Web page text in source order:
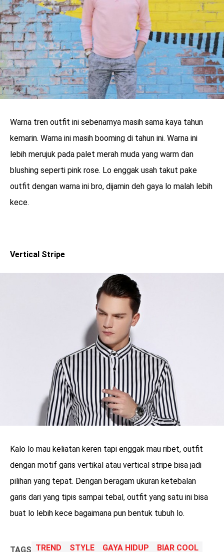
Warna tren outfit ini sebenarnya masih sama kaya tahun
kemarin. Warna ini masih booming di tahun ini. Warna ini
lebih merujuk pada palet merah muda yang warm dan
blushing seperti pink rose. Lo enggak usah takut pake
outfit dengan warna ini bro, dijamin deh gaya lo malah lebih
kece.
Vertical Stripe
Kalo lo mau keliatan keren tapi enggak mau ribet, outfit
dengan motif garis vertikal atau vertical stripe bisa jadi
pilihan yang tepat. Dengan beragam ukuran ketebalan
garis dari yang tipis sampai tebal, outfit yang satu ini bisa
buat lo lebih kece bagaimana pun bentuk tubuh lo.
TAGS TREND STYLE GAYA HIDUP
BIAR COOL